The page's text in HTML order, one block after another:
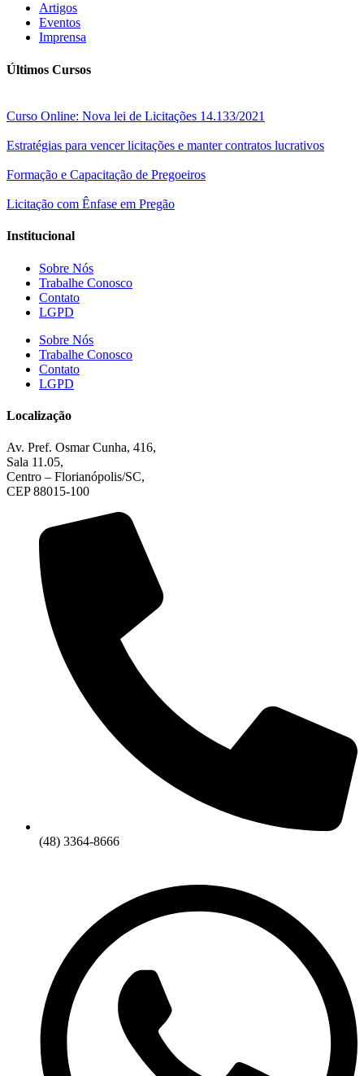
Artigos
Eventos
Imprensa
Últimos Cursos
Curso Online: Nova lei de Licitações 14.133/2021
Estratégias para vencer licitações e manter contratos lucrativos
Formação e Capacitação de Pregoeiros
Licitação com Ênfase em Pregão
Institucional
Sobre Nós
Trabalhe Conosco
Contato
LGPD
Sobre Nós
Trabalhe Conosco
Contato
LGPD
Localização
Av. Pref. Osmar Cunha, 416,
Sala 11.05,
Centro – Florianópolis/SC,
CEP 88015-100
(48) 3364-8666